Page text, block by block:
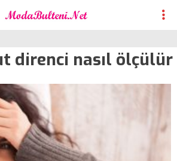
direnci nasıl ölçülür